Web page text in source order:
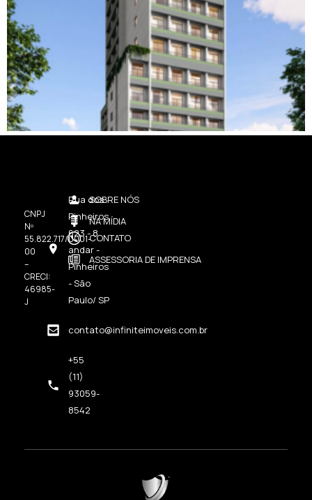
CNPJ
Nº
55.822.717/0001-
00
–
CRECI:
46985-
J
Rua dos
Pinheiros,
623 - 8
andar -
Pinheiros
- São
Paulo/ SP
contato@infiniteimoveis.com.br
+55
(11)
93059-
8542
SOBRE NÓS
NA MÍDIA
CONTATO
ASSESSORIA DE IMPRENSA